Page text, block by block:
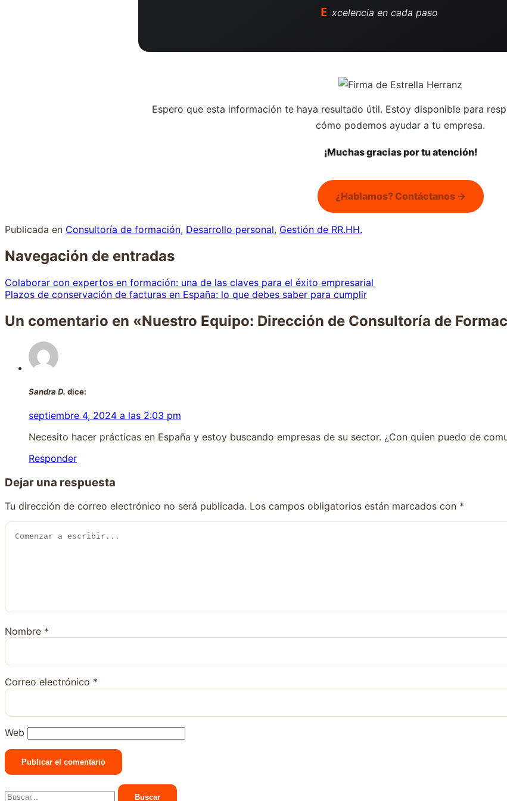
E xcelencia en cada paso
Espero que esta información te haya resultado útil. Estoy disponible para
cómo podemos ayudar a tu empresa.
¡Muchas gracias por tu atención!
¿Hablamos? Contáctanos →
Publicada en Consultoría de formación, Desarrollo personal, Gestión de RR.HH.
Navegación de entradas
Colaborar con expertos en formación: una de las claves para el éxito empresarial
Plazos de conservación de facturas en España: lo que debes saber para cumplir
Un comentario en «Nuestro Equipo: Dirección de Consultoría de
Sandra D. dice:
septiembre 4, 2024 a las 2:03 pm
Necesito hacer prácticas en España y estoy buscando empresas de su sector. ¿Con quien puedo de
Responder
Dejar una respuesta
Tu dirección de correo electrónico no será publicada. Los campos obligatorios están marcados con *
Nombre *
Correo electrónico *
Web